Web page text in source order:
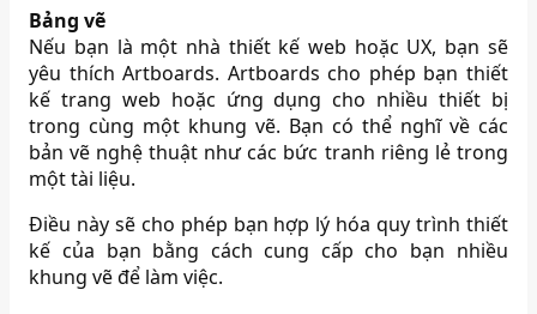
Bảng vẽ
Nếu bạn là một nhà thiết kế web hoặc UX, bạn sẽ
yêu thích Artboards. Artboards cho phép bạn thiết
kế trang web hoặc ứng dụng cho nhiều thiết bị
trong cùng một khung vẽ. Bạn có thể nghĩ về các
bản vẽ nghệ thuật như các bức tranh riêng lẻ trong
một tài liệu.
Điều này sẽ cho phép bạn hợp lý hóa quy trình thiết
kế của bạn bằng cách cung cấp cho bạn nhiều
khung vẽ để làm việc.